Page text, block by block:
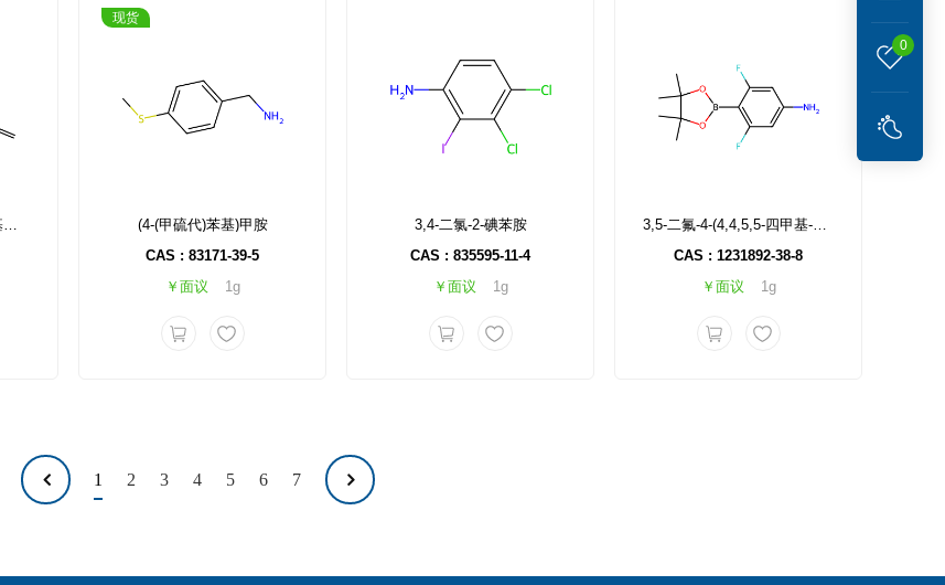
0
叔丁基(3-烯丙基苯基)氨基甲酸酯
现货
(4-(甲硫代)苯基)甲胺
CAS : 83171-39-5
￥面议
1g
3,4-二氯-2-碘苯胺
CAS : 835595-11-4
￥面议
1g
3,5-二氟-4-(4,4,5,5-四甲基-1,3,2-二氧杂硼-2-基)苯胺
CAS : 1231892-38-8
￥面议
1g
1 2 3 4 5 6 7